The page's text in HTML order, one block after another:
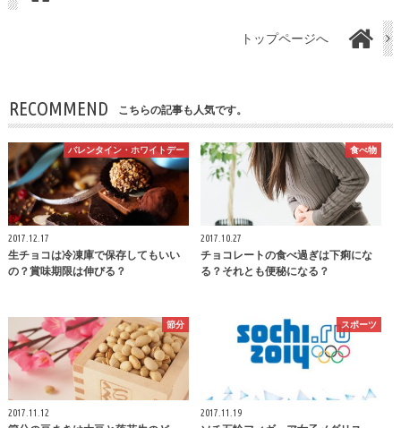
トップページへ
RECOMMEND こちらの記事も人気です。
バレンタイン・ホワイトデー
2017.12.17
生チョコは冷凍庫で保存してもいい
の？賞味期限は伸びる？
食べ物
2017.10.27
チョコレートの食べ過ぎは下痢にな
る？それとも便秘になる？
節分
2017.11.12
スポーツ
2017.11.19